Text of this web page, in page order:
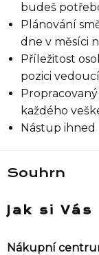
budeš
Plánování
dne v měsíci
Příležitost
pozici
každého
Nástup
Souhrn
Jak si
Nákupní